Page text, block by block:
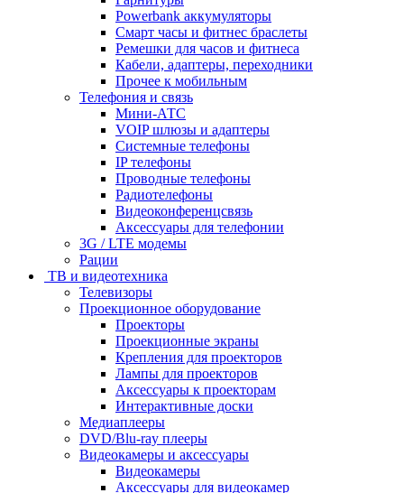
Powerbank аккумуляторы
Смарт часы и фитнес браслеты
Ремешки для часов и фитнеса
Кабели, адаптеры, переходники
Прочее к мобильным
Телефония и связь
Мини-АТС
VOIP шлюзы и адаптеры
Системные телефоны
IP телефоны
Проводные телефоны
Радиотелефоны
Видеоконференцсвязь
Аксессуары для телефонии
3G / LTE модемы
Рации
ТВ и видеотехника
Телевизоры
Проекционное оборудование
Проекторы
Проекционные экраны
Крепления для проекторов
Лампы для проекторов
Аксессуары к проекторам
Интерактивные доски
Медиаплееры
DVD/Blu-ray плееры
Видеокамеры и аксессуары
Видеокамеры
Аксессуары для видеокамер